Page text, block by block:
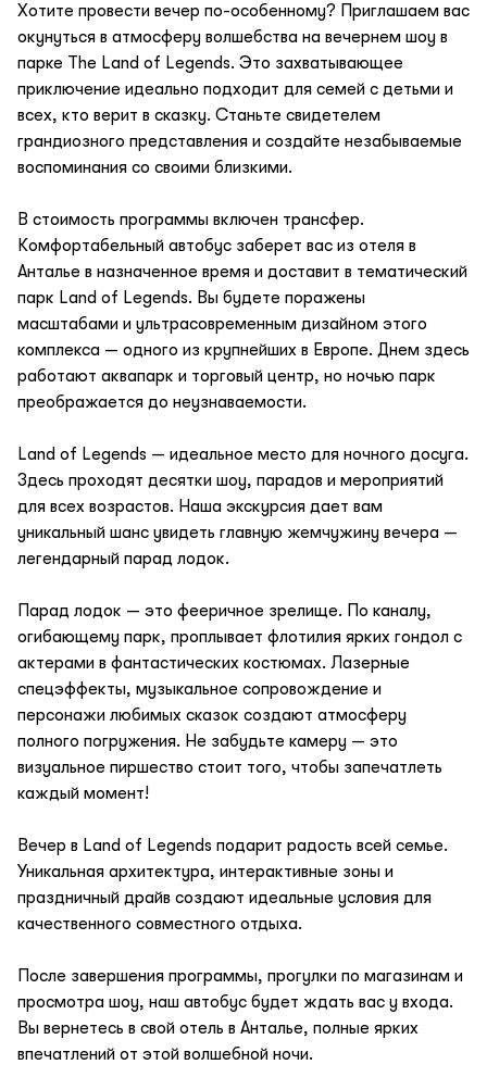
Хотите провести вечер по-особенному? Приглашаем вас
окунуться в атмосферу волшебства на вечернем шоу в
парке The Land of Legends. Это захватывающее
приключение идеально подходит для семей с детьми и
всех, кто верит в сказку. Станьте свидетелем
грандиозного представления и создайте незабываемые
воспоминания со своими близкими.
В стоимость программы включен трансфер.
Комфортабельный автобус заберет вас из отеля в
Анталье в назначенное время и доставит в тематический
парк Land of Legends. Вы будете поражены
масштабами и ультрасовременным дизайном этого
комплекса — одного из крупнейших в Европе. Днем здесь
работают аквапарк и торговый центр, но ночью парк
преображается до неузнаваемости.
Land of Legends — идеальное место для ночного досуга.
Здесь проходят десятки шоу, парадов и мероприятий
для всех возрастов. Наша экскурсия дает вам
уникальный шанс увидеть главную жемчужину вечера —
легендарный парад лодок.
Парад лодок — это фееричное зрелище. По каналу,
огибающему парк, проплывает флотилия ярких гондол с
актерами в фантастических костюмах. Лазерные
спецэффекты, музыкальное сопровождение и
персонажи любимых сказок создают атмосферу
полного погружения. Не забудьте камеру — это
визуальное пиршество стоит того, чтобы запечатлеть
каждый момент!
Вечер в Land of Legends подарит радость всей семье.
Уникальная архитектура, интерактивные зоны и
праздничный драйв создают идеальные условия для
качественного совместного отдыха.
После завершения программы, прогулки по магазинам и
просмотра шоу, наш автобус будет ждать вас у входа.
Вы вернетесь в свой отель в Анталье, полные ярких
впечатлений от этой волшебной ночи.